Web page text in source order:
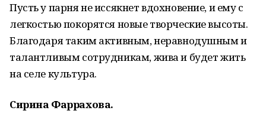
Пусть у парня не иссякнет вдохновение, и ему с
легкостью покорятся новые творческие высоты.
Благодаря таким активным, неравнодушным и
талантливым сотрудникам, жива и будет жить
на селе культура.
Сирина Фаррахова.